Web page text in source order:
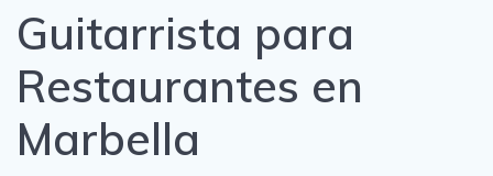
Guitarrista para
Restaurantes en
Marbella